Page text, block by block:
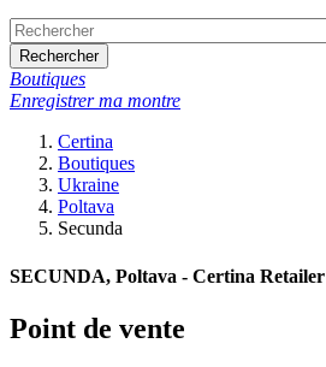
Rechercher
Boutiques
Enregistrer ma montre
Certina
Boutiques
Ukraine
Poltava
Secunda
SECUNDA, Poltava - Certina Retailer
Point de vente